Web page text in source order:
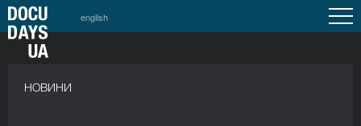
english
НОВИНИ